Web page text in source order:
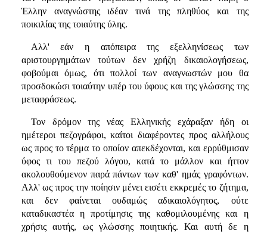
Έλλην αναγνώστης ιδέαν τινά της πληθύος και της
ποικιλίας της τοιαύτης ύλης.
Αλλ' εάν η απόπειρα της εξελληνίσεως των
αριστουργημάτων τούτων δεν χρήζη δικαιολογήσεως,
φοβούμαι όμως, ότι πολλοί των αναγνωστών μου θα
προσδοκώσι τοιαύτην υπέρ του ύφους και της γλώσσης της
μεταφράσεως.
Τον δρόμον της νέας Ελληνικής εχάραξαν ήδη οι
ημέτεροι πεζογράφοι, καίτοι διαφέροντες προς αλλήλους
ως προς το τέρμα το οποίον απεκδέχονται, και ερρύθμισαν
ύφος τι του πεζού λόγου, κατά το μάλλον και ήττον
ακολουθούμενον παρά πάντων των καθ' ημάς γραφόντων.
Αλλ' ως προς την ποίησιν μένει εισέτι εκκρεμές το ζήτημα,
και δεν φαίνεται ουδαμώς αδικαιολόγητος, ούτε
καταδικαστέα η προτίμησις της καθομιλουμένης και η
χρήσις αυτής, ως γλώσσης ποιητικής. Και αυτή δε η